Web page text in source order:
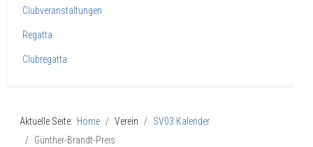
Clubveranstaltungen
Regatta
Clubregatta
Aktuelle Seite: Home Verein
SV03 Kalender
Günther-Brandt-Preis